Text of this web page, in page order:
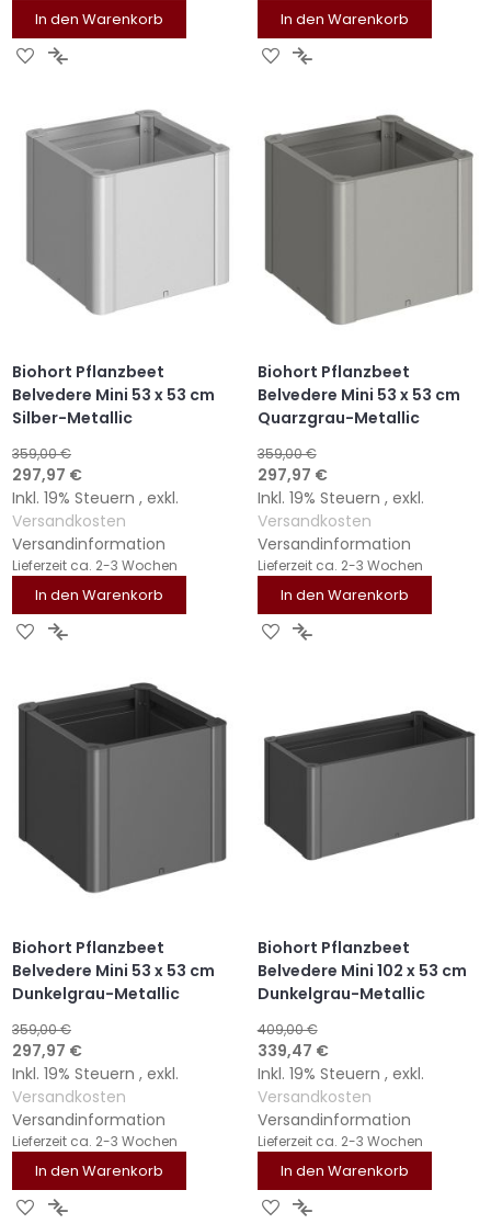
In den Warenkorb
ZUR
HINZUFÜGEN
ZUR
HINZUFÜGEN
In den Warenkorb
ZUR
HINZUFÜGEN
ZUR
HINZUFÜGEN
Biohort Pflanzbeet
Belvedere Mini 53 x 53 cm
Silber-Metallic
359,00 €
Sonderangebot
297,97 €
Inkl. 19% Steuern , exkl.
Versandkosten
Versandinformation
Lieferzeit ca. 2-3 Wochen
In den Warenkorb
ZUR
HINZUFÜGEN
ZUR
HINZUFÜGEN
Biohort Pflanzbeet
Belvedere Mini 53 x 53 cm
Quarzgrau-Metallic
359,00 €
Sonderangebot
297,97 €
Inkl. 19% Steuern , exkl.
Versandkosten
Versandinformation
Lieferzeit ca. 2-3 Wochen
In den Warenkorb
ZURZUR
Biohort Pflanzbeet
Belvedere Mini 53 x 53 cm
Dunkelgrau-Metallic
359,00 €
Sonderangebot
297,97 €
Inkl. 19% Steuern , exkl.
Versandkosten
Versandinformation
Lieferzeit ca. 2-3 Wochen
In den Warenkorb
ZURZUR
Biohort Pflanzbeet
Belvedere Mini 102 x 53 cm
Dunkelgrau-Metallic
409,00 €
Sonderangebot
339,47 €
Inkl. 19% Steuern , exkl.
Versandkosten
Versandinformation
Lieferzeit ca. 2-3 Wochen
In den Warenkorb
ZURZUR